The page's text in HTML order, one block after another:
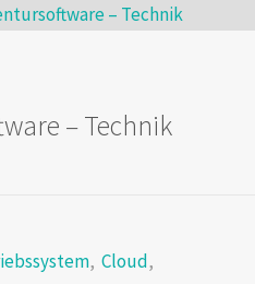
– Technik
, Cloud,